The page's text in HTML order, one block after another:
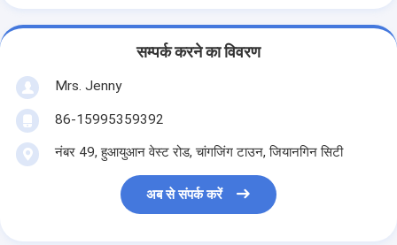
सम्पर्क करने का विवरण
Mrs. Jenny
86-15995359392
नंबर 49, हुआयुआन वेस्ट रोड, चांगजिंग टाउन, जियानगिन सिटी
अब से संपर्क करें